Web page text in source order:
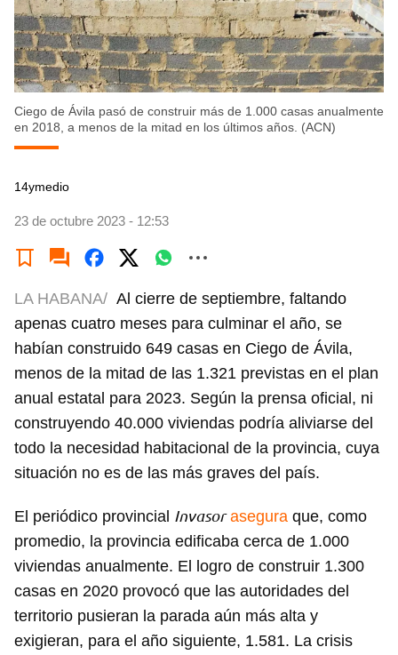
Ciego de Ávila pasó de construir más de 1.000 casas anualmente
en 2018, a menos de la mitad en los últimos años. (ACN)
14ymedio
23 de octubre 2023 - 12:53
LA HABANA/ Al cierre de septiembre, faltando
apenas cuatro meses para culminar el año, se
habían construido 649 casas en Ciego de Ávila,
menos de la mitad de las 1.321 previstas en el plan
anual estatal para 2023. Según la prensa oficial, ni
construyendo 40.000 viviendas podría aliviarse del
todo la necesidad habitacional de la provincia, cuya
situación no es de las más graves del país.
El periódico provincial Invasor asegura que, como
promedio, la provincia edificaba cerca de 1.000
viviendas anualmente. El logro de construir 1.300
casas en 2020 provocó que las autoridades del
territorio pusieran la parada aún más alta y
exigieran, para el año siguiente, 1.581. La crisis